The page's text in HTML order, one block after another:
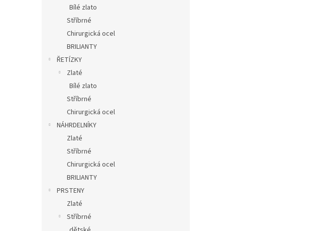
Bílé zlato
Stříbrné
Chirurgická ocel
BRILIANTY
ŘETÍZKY
Zlaté
Bílé zlato
Stříbrné
Chirurgická ocel
NÁHRDELNÍKY
Zlaté
Stříbrné
Chirurgická ocel
BRILIANTY
PRSTENY
Zlaté
Stříbrné